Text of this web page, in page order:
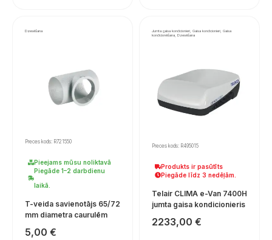
Dzesēšana
Preces kods: R721550
Pieejams mūsu noliktavā
Piegāde 1–2 darbdienu
laikā.
T-veida savienotājs 65/72
mm diametra caurulēm
5,00 €
Jumta gaisa kondicionieri, Gaisa kondicionieri, Gaisa
kondicionēšana, Dzesēšana
Preces kods: R495015
Produkts ir pasūtīts
Piegāde līdz 3 nedēļām.
Telair CLIMA e-Van 7400H
jumta gaisa kondicionieris
2233,00 €